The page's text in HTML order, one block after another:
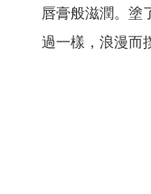
唇膏般滋潤。塗
過一樣，浪漫而